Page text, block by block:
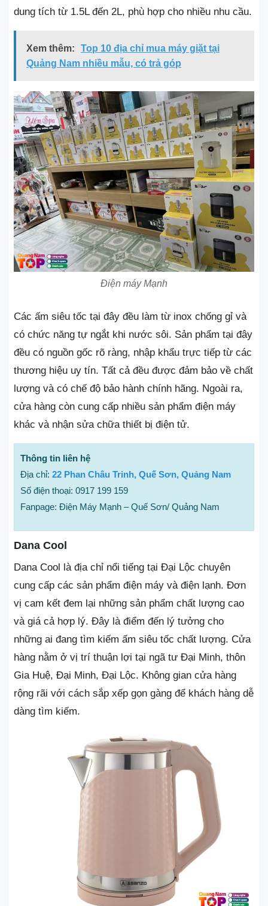
dung tích từ 1.5L đến 2L, phù hợp cho nhiều nhu cầu.
Xem thêm:
Top 10 địa chỉ mua máy giặt tại
Quảng Nam nhiều mẫu, có trả góp
Điện máy Mạnh
Các ấm siêu tốc tại đây đều làm từ inox chống gỉ và
có chức năng tự ngắt khi nước sôi. Sản phẩm tại đây
đều có nguồn gốc rõ ràng, nhập khẩu trực tiếp từ các
thương hiệu uy tín. Tất cả đều được đảm bảo về chất
lượng và có chế độ bảo hành chính hãng. Ngoài ra,
cửa hàng còn cung cấp nhiều sản phẩm điện máy
khác và nhận sửa chữa thiết bị điện tử.
Thông tin liên hệ
Địa chỉ: 22 Phan Châu Trinh, Quế Sơn, Quảng Nam
Số điện thoại: 0917 199 159
Fanpage: Điện Máy Mạnh – Quế Sơn/ Quảng Nam
Dana Cool
Dana Cool là địa chỉ nổi tiếng tại Đại Lộc chuyên
cung cấp các sản phẩm điện máy và điện lạnh. Đơn
vị cam kết đem lại những sản phẩm chất lượng cao
và giá cả hợp lý. Đây là điểm đến lý tưởng cho
những ai đang tìm kiếm ấm siêu tốc chất lượng. Cửa
hàng nằm ở vị trí thuận lợi tại ngã tư Đại Minh, thôn
Gia Huệ, Đại Minh, Đại Lộc. Không gian cửa hàng
rộng rãi với cách sắp xếp gọn gàng để khách hàng dễ
dàng tìm kiếm.